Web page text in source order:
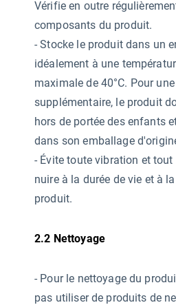
Vérifie en outre
composants du produit.
- Stocke le produit dans un
idéalement à une
maximale de 40°C. Pour
supplémentaire, le produit
hors de portée des enfants
dans son emballage
- Évite toute vibration et
nuire à la durée de vie et à
produit.
2.2 Nettoyage
- Pour le nettoyage du
pas utiliser de produits de